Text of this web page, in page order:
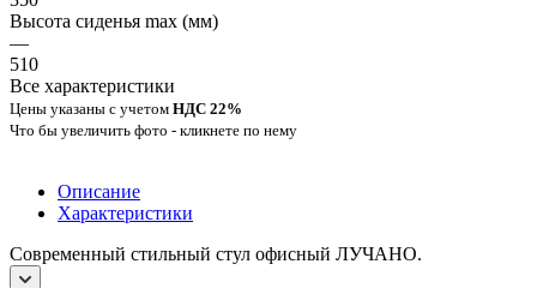
Высота сиденья max (мм)
—
510
Все характеристики
Цены указаны с учетом НДС 22%
Что бы увеличить фото - кликнете по нему
Описание
Характеристики
Современный стильный стул офисный ЛУЧАНО.